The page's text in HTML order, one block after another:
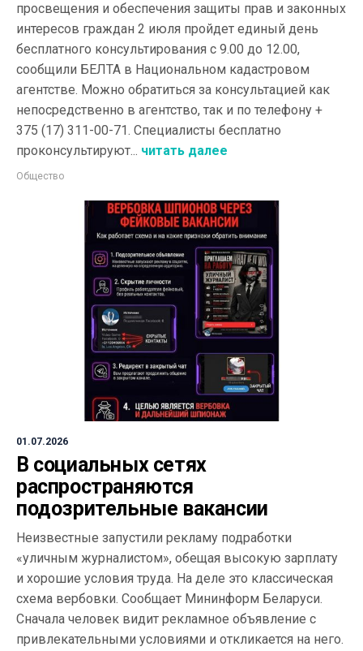
просвещения и обеспечения защиты прав и законных
интересов граждан 2 июля пройдет единый день
бесплатного консультирования с 9.00 до 12.00,
сообщили БЕЛТА в Национальном кадастровом
агентстве. Можно обратиться за консультацией как
непосредственно в агентство, так и по телефону +
375 (17) 311-00-71. Специалисты бесплатно
проконсультируют... читать далее
Общество
01.07.2026
В социальных сетях
распространяются
подозрительные вакансии
Неизвестные запустили рекламу подработки
«уличным журналистом», обещая высокую зарплату
и хорошие условия труда. На деле это классическая
схема вербовки. Сообщает Мининформ Беларуси.
Сначала человек видит рекламное объявление с
привлекательными условиями и откликается на него.